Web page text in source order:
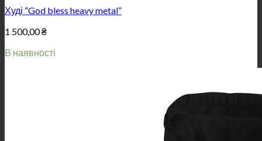
Худі “God bless heavy metal”
1 500,00₴
В наявності